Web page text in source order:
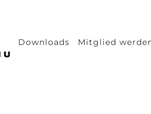
Downloads Mitglied